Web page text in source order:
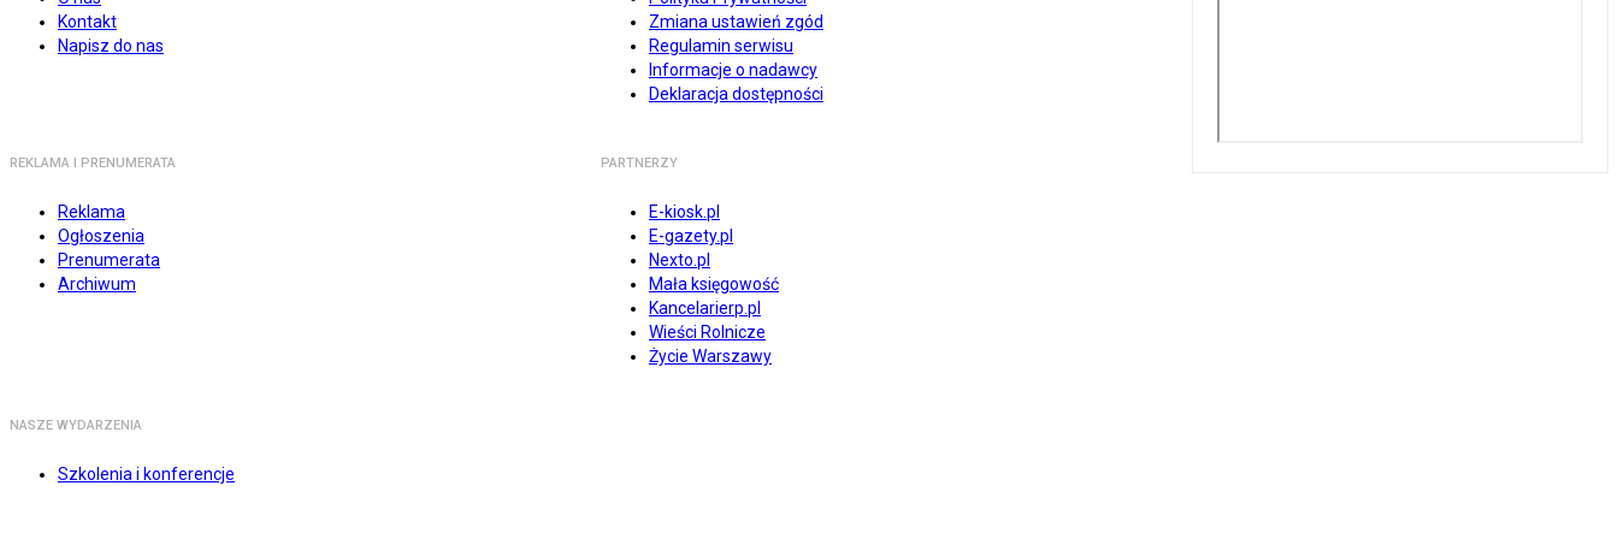
Kontakt
Napisz do nas
Zmiana ustawień zgód
Regulamin serwisu
Informacje o nadawcy
Deklaracja dostępności
REKLAMA I PRENUMERATA
Reklama
Ogłoszenia
Prenumerata
Archiwum
PARTNERZY
E-kiosk.pl
E-gazety.pl
Nexto.pl
Mała księgowość
Kancelarierp.pl
Wieści Rolnicze
Życie Warszawy
NASZE WYDARZENIA
Szkolenia i konferencje